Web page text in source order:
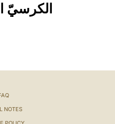
الكرسيّ
NOTES